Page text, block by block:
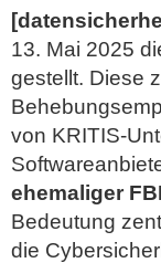
13. Mai 2025
gestellt. Diese
von KRITIS-
ehemaliger
Bedeutung
die